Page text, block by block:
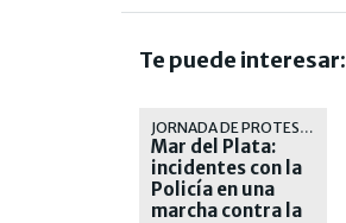
Te puede interesar:
JORNADA DE PROTESTA
Mar del Plata:
incidentes con la
Policía en una
marcha contra la